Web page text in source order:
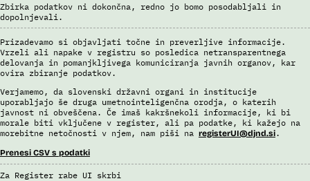
Zbirka podatkov ni dokončna, redno jo bomo posodabljali in
dopolnjevali.
Prizadevamo si objavljati točne in preverljive informacije.
Vrzeli ali napake v registru so posledica netransparentnega
delovanja in pomanjkljivega komuniciranja javnih organov, kar
ovira zbiranje podatkov.
Verjamemo, da slovenski državni organi in institucije
uporabljajo še druga umetnointeligenčna orodja, o katerih
javnost ni obveščena. Če imaš kakršnekoli informacije, ki bi
morale biti vključene v register, ali pa podatke, ki kažejo na
morebitne netočnosti v njem, nam piši na registerUI@djnd.si.
Prenesi CSV s podatki
Za Register rabe UI skrbi